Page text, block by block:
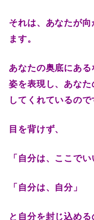
それは、あなたが
ます。
あなたの奥底にあ
姿を表現し、あな
してくれているので
目を背けず、
「自分は、ここでい
「自分は、自分」
と自分を封じ込め